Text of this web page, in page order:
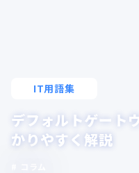
IT用語集
デフォルトゲート
かりやすく解説